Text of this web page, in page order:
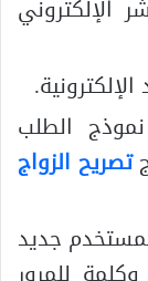
الإلكتروني
الطلب
تصريح الزواج
جديد